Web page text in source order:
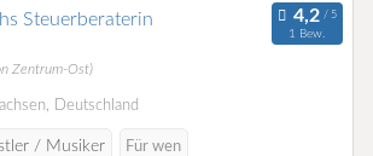
Steuerberaterin
1 Bew.
Zentrum-Ost)
Deutschland
/ Musiker Für wen